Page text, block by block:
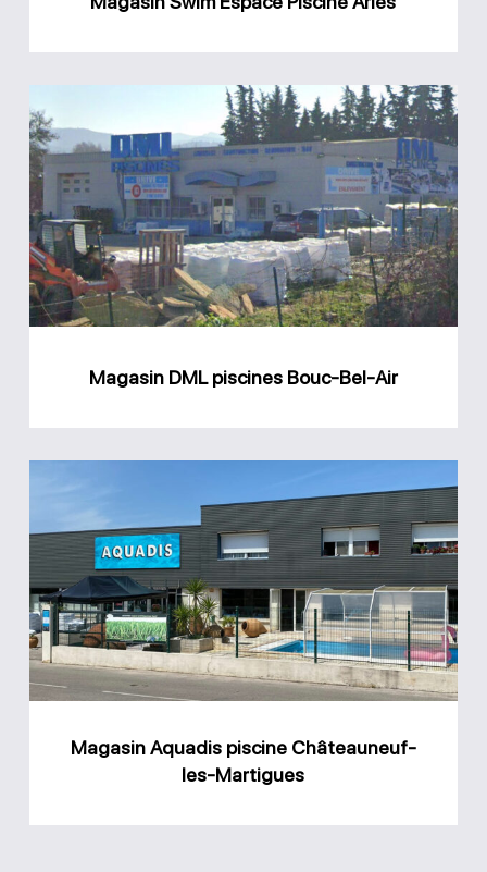
Magasin
DML
piscines
Bouc-
Bel-
Air
Magasin DML piscines Bouc-Bel-Air
Aquadis
piscine
Châteauneuf-
les-
Martigues
Magasin Aquadis piscine Châteauneuf-
les-Martigues